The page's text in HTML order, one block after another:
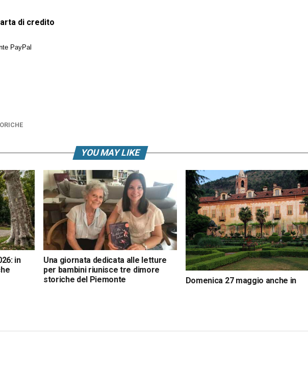
di credito
YOU MAY LIKE
in
Una giornata dedicata alle letture
per bambini riunisce tre dimore
storiche del Piemonte
Domenica 27 maggio anche in